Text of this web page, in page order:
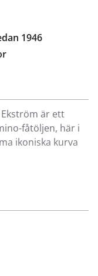
1946
är ett
fåtöljen, här i
ikoniska kurva
klassiker som
och oljad ek.